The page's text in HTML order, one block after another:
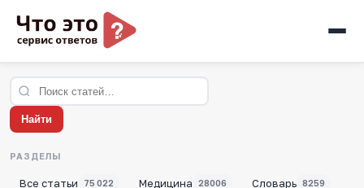
Найти
РАЗДЕЛЫ
Все статьи 75 022 Медицина 28006 Словарь 8259